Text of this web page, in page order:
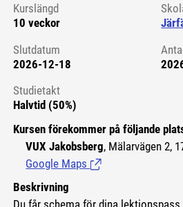
Kurslängd
10 veckor
Slutdatum
2026-12-18
Studietakt
Halvtid (50%)
Kursen förekommer på följande
VUX Jakobsberg, Mälarvägen 2,
Google Maps (Länk till extern sida.)
Beskrivning